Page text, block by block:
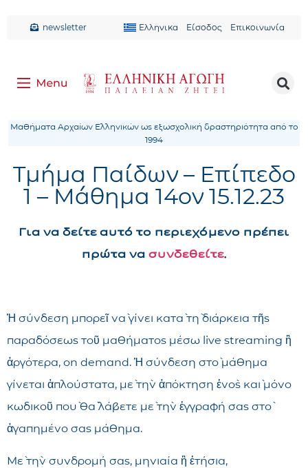
newsletter Ελληνικα Είσοδος Επικοινωνία
Μαθήματα Αρχαίων Ελληνικών ως εξωσχολική δραστηριότητα από το
1994
Τμήμα Παίδων – Επίπεδο
1 – Μάθημα 14ον 15.12.23
Για να δείτε αυτό το περιεχόμενο πρέπει
πρώτα να συνδεθείτε.
Ἡ σύνδεση μπορεῖ νὰ γίνει κατὰ τὴ διάρκεια τῆς
παραδόσεως τοῦ μαθήματος μέσω live streaming ἢ
ἀργότερα, on demand. Ἡ σύνδεση στὸ μάθημα
γίνεται ἁπλούστατα, μὲ τὴν ἀπόκτηση ἑνὸς καὶ μόνο
κωδικοῦ ποὺ θὰ λάβετε μὲ τὴν ἐγγραφή σας στὸ
ἀγαπημένο σας μάθημα.
Μὲ τὴν συνδρομή σας, μηνιαία ἢ ἐτήσια,